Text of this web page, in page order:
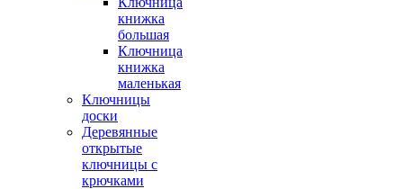
книжка
большая
Ключница
книжка
маленькая
Ключницы
доски
Деревянные
открытые
ключницы с
крючками